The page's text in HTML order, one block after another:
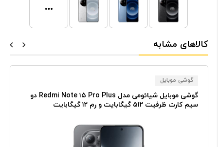
کالاهای مشابه
گوشی موبایل
گوشی موبایل شیائومی مدل Redmi Note ۱۵ Pro Plus دو
سیم کارت ظرفیت ۵۱۲ گیگابایت و رم ۱۲ گیگابایت